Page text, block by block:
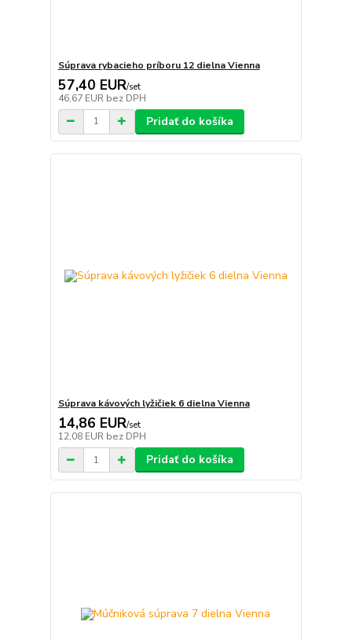
Súprava rybacieho príboru 12 dielna Vienna
57,40 EUR/set
46,67 EUR bez DPH
Pridať do košíka
Súprava kávových lyžičiek 6 dielna Vienna
14,86 EUR/set
12,08 EUR bez DPH
Pridať do košíka